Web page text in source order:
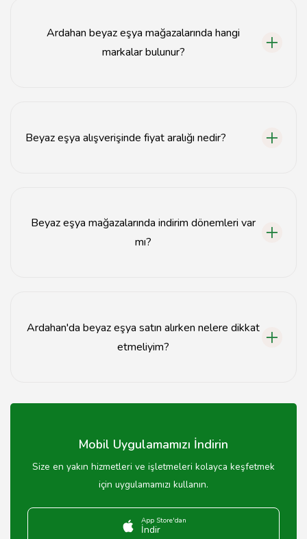
Ardahan beyaz eşya mağazalarında hangi
markalar bulunur?
Beyaz eşya alışverişinde fiyat aralığı nedir?
Beyaz eşya mağazalarında indirim dönemleri var
mı?
Ardahan'da beyaz eşya satın alırken nelere dikkat
etmeliyim?
ve ürün özelliklerine dikkat etmelisiniz.
Mobil Uygulamamızı İndirin
Size en yakın hizmetleri ve işletmeleri kolayca keşfetmek
için uygulamamızı kullanın.
App Store'dan
İndir